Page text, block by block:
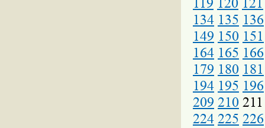
119 120 121
134 135 136
149 150 151
164 165 166
179 180 181
194 195 196
209 210 211
224 225 226